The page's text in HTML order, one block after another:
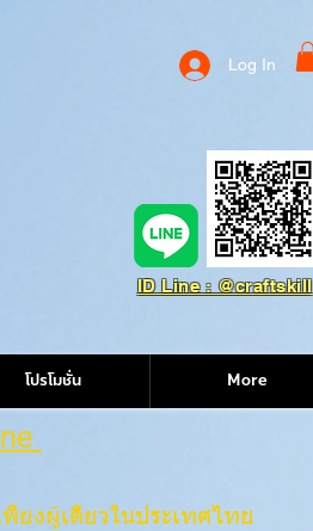
Log In
ID Line : @craftskill
โปรโมชั่น More
ยงผู้เดียวในประเทศไทย